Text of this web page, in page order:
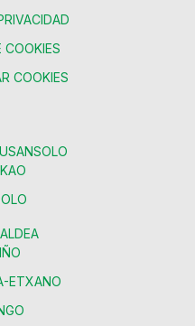
COOKIES
COOKIES
ETXANO